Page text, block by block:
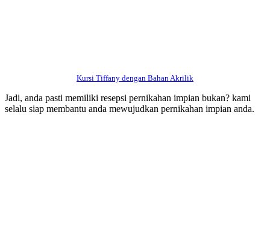
Kursi Tiffany dengan Bahan Akrilik
Jadi, anda pasti memiliki resepsi pernikahan impian bukan? kami
selalu siap membantu anda mewujudkan pernikahan impian anda.